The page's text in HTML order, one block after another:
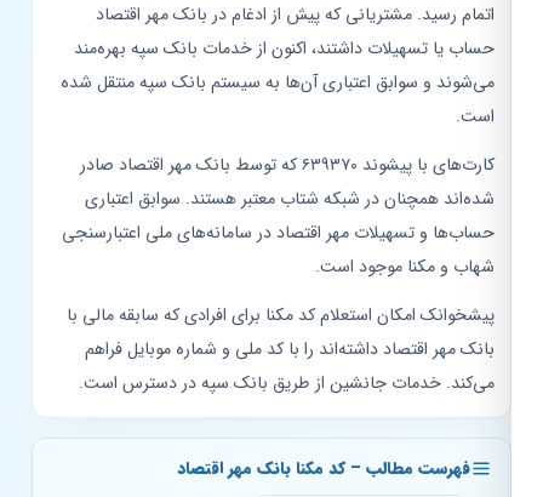
اتمام رسید. مشتریانی که پیش از ادغام در بانک مهر اقتصاد
حساب یا تسهیلات داشتند، اکنون از خدمات بانک سپه بهره‌مند
می‌شوند و سوابق اعتباری آن‌ها به سیستم بانک سپه منتقل شده
است.
کارت‌های با پیشوند ۶۳۹۳۷۰ که توسط بانک مهر اقتصاد صادر
شده‌اند همچنان در شبکه شتاب معتبر هستند. سوابق اعتباری
حساب‌ها و تسهیلات مهر اقتصاد در سامانه‌های ملی اعتبارسنجی
شهاب و مکنا موجود است.
پیشخوانک امکان استعلام کد مکنا برای افرادی که سابقه مالی با
بانک مهر اقتصاد داشته‌اند را با کد ملی و شماره موبایل فراهم
می‌کند. خدمات جانشین از طریق بانک سپه در دسترس است.
فهرست مطالب – کد مکنا بانک مهر اقتصاد